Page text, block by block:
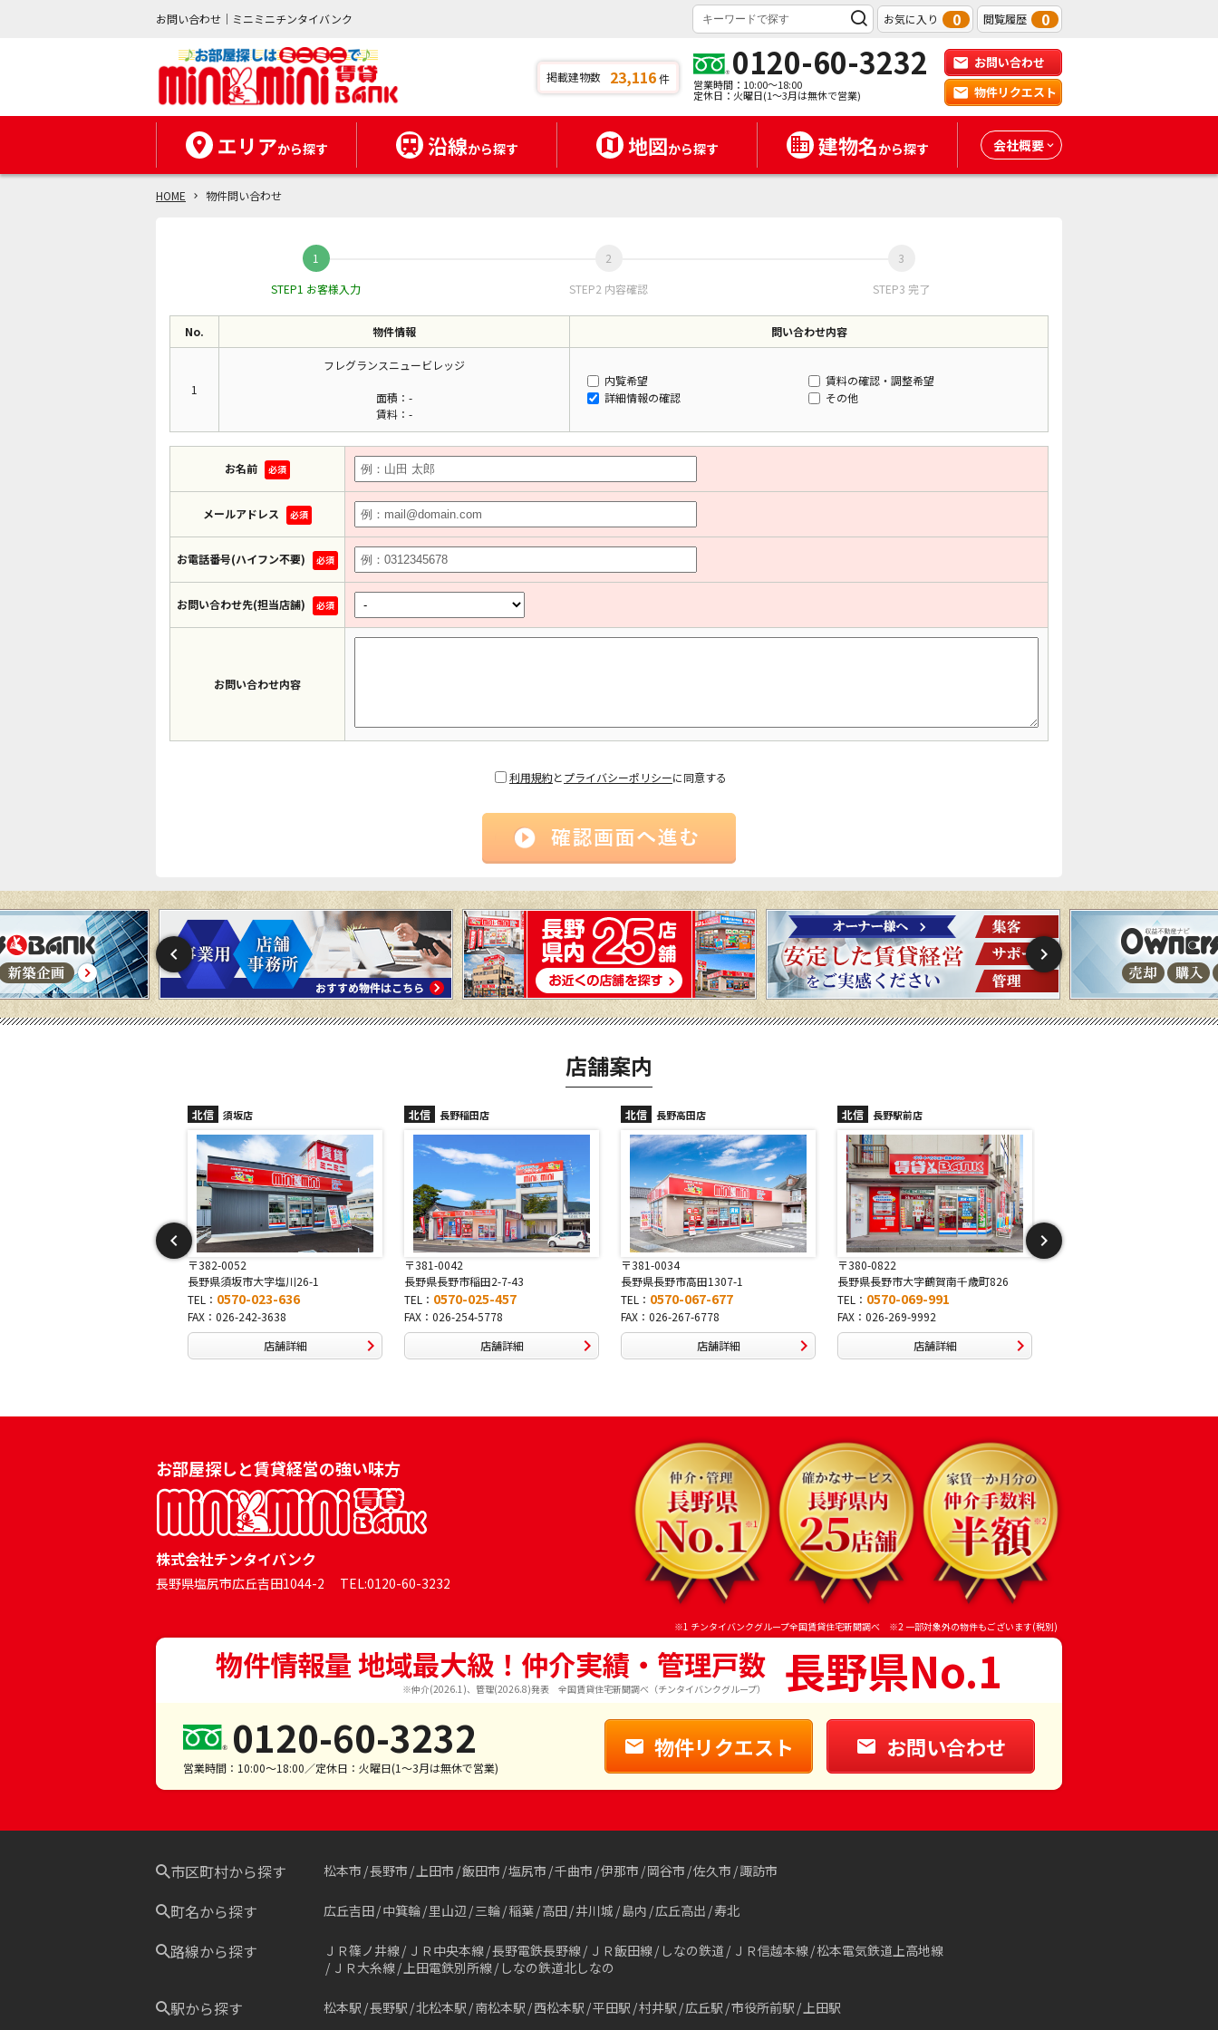
お問い合わせ｜ミニミニチンタイバンク お気に入り 0 閲覧履歴 0
掲載建物数 23,116件 0120-60-3232
営業時間：10:00～18:00
定休日：火曜日(1～3月は無休で営業)
お問い合わせ
物件リクエスト
エリアから探す 沿線から探す 地図から探す 建物名から探す 会社概要
HOME 物件問い合わせ
STEP1 お客様入力 STEP2 内容確認 STEP3 完了
No. 物件情報 問い合わせ内容
1
フレグランスニュービレッジ
面積：-
賃料：-
内覧希望
賃料の確認・調整希望
詳細情報の確認
その他
お名前 必須
メールアドレス 必須
お電話番号(ハイフン不要) 必須
お問い合わせ先(担当店舗) 必須
お問い合わせ内容
利用規約とプライバシーポリシーに同意する
店舗案内
北信 長野稲田店
〒381-0042
長野県長野市稲田2-7-43
TEL：0570-025-457
FAX：026-254-5778
店舗詳細
北信 長野高田店
〒381-0034
長野県長野市高田1307-1
TEL：0570-067-677
FAX：026-267-6778
店舗詳細
北信 長野駅前店
〒380-0822
長野県長野市大字鶴賀南千歳町826
TEL：0570-069-991
FAX：026-269-9992
店舗詳細
北信 長野稲里店
〒381-2243
長野県長野市稲里1-5-25
TEL：0570-067-878
FAX：026-286-7888
店舗詳細
お部屋探しと賃貸経営の強い味方
株式会社チンタイバンク
長野県塩尻市広丘吉田1044-2 TEL:0120-60-3232
※1 チンタイバンクグループ全国賃貸住宅新聞調べ ※2 一部対象外の物件もございます(税別)
物件情報量 地域最大級！仲介実績・管理戸数
※仲介(2026.1)、管理(2026.8)発表 全国賃貸住宅新聞調べ（チンタイバンクグループ） 長野県No.1
0120-60-3232
営業時間：10:00～18:00／定休日：火曜日(1～3月は無休で営業)
物件リクエスト お問い合わせ
市区町村から探す 松本市 長野市 上田市 飯田市 塩尻市 千曲市 伊那市 岡谷市 佐久市 諏訪市
町名から探す 広丘吉田 中箕輪 里山辺 三輪 稲葉 高田 井川城 島内 広丘高出 寿北
路線から探す ＪＲ篠ノ井線 ＪＲ中央本線 長野電鉄長野線 ＪＲ飯田線 しなの鉄道 ＪＲ信越本線 松本電気鉄道上高地線
ＪＲ大糸線 上田電鉄別所線 しなの鉄道北しなの
駅から探す 松本駅 長野駅 北松本駅 南松本駅 西松本駅 平田駅 村井駅 広丘駅 市役所前駅 上田駅